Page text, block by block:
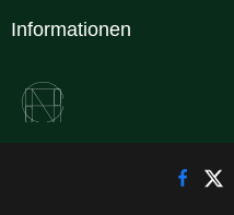
Informationen